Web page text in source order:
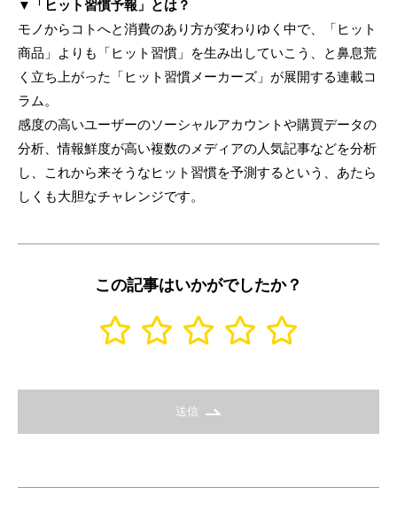
▼「ヒット習慣予報」とは？
モノからコトへと消費のあり方が変わりゆく中で、「ヒット
商品」よりも「ヒット習慣」を生み出していこう、と鼻息荒
く立ち上がった「ヒット習慣メーカーズ」が展開する連載コ
ラム。
感度の高いユーザーのソーシャルアカウントや購買データの
分析、情報鮮度が高い複数のメディアの人気記事などを分析
し、これから来そうなヒット習慣を予測するという、あたら
しくも大胆なチャレンジです。
この記事はいかがでしたか？
送信